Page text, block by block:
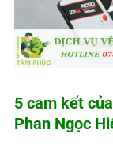
5 cam kết
Phan Ngọc